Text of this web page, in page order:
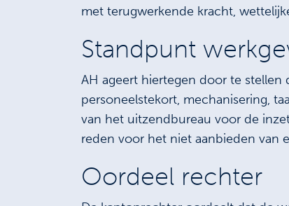
met terugwerkende kracht,
Standpunt
AH ageert hiertegen door te
personeelstekort, mechanisering,
van het uitzendbureau voor de
reden voor het niet aanbieden van
Oordeel rechter